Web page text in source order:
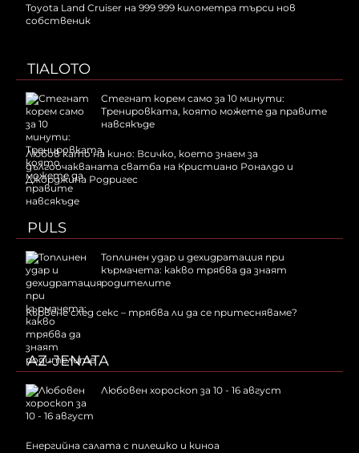
Toyota Land Cruiser на 999 999 километра търси нов
собственик
TIALOTO
Стегнат корем само за 10 минути:
Тренировката, която можете да правите
навсякъде
Любов като на кино: Всичко, което знаем за
дългоочакваната сватба на Кристиано Роналдо и
Джорджина Родригес
PULS
Топлинен удар и дехидратация при
кърмачета: какво трябва да знаят
родителите
Кървене след секс – трябва ли да се притесняваме?
AZ-JENATA
Любовен хороскоп за 10 - 16 август
Енергийна салата с пилешко и киноа